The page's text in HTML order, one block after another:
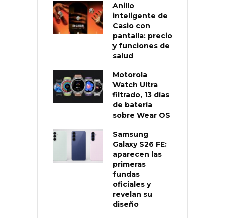
Anillo
inteligente de
Casio con
pantalla: precio
y funciones de
salud
Motorola
Watch Ultra
filtrado, 13 días
de batería
sobre Wear OS
Samsung
Galaxy S26 FE:
aparecen las
primeras
fundas
oficiales y
revelan su
diseño